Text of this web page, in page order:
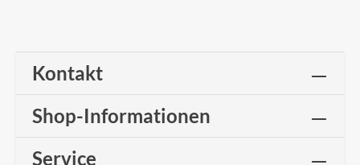
Kontakt
Shop-Informationen
Service